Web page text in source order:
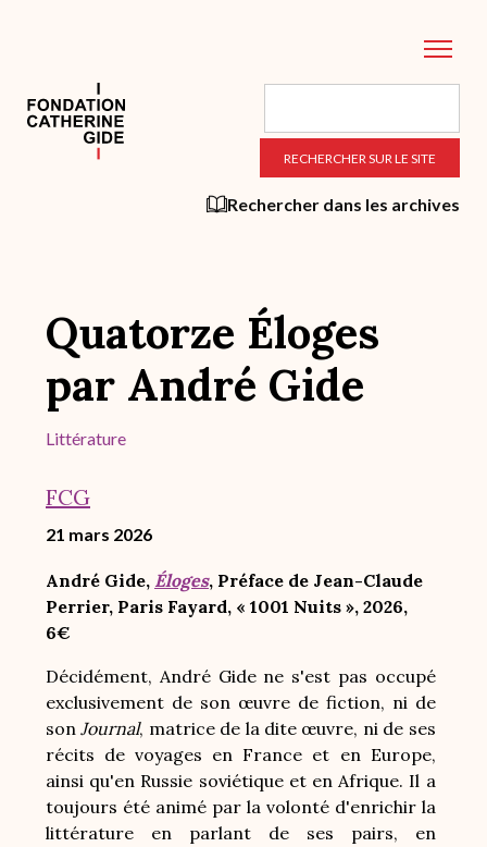
principal
Rechercher dans les archives
Quatorze Éloges
par André Gide
Littérature
FCG
21 mars 2026
André Gide, Éloges, Préface de Jean-Claude
Perrier, Paris Fayard, « 1001 Nuits », 2026,
6€
Décidément, André Gide ne s'est pas occupé
exclusivement de son œuvre de fiction, ni de
sonJournal, matrice de la dite œuvre, ni de ses
récits de voyages en France et en Europe,
ainsi qu'en Russie soviétique et en Afrique. Il a
toujours été animé par la volonté d'enrichir la
littérature en parlant de ses pairs, en